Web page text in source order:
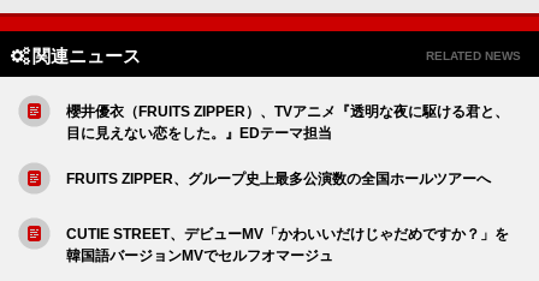
関連ニュース RELATED NEWS
櫻井優衣（FRUITS ZIPPER）、TVアニメ『透明な夜に駆ける君と、
目に見えない恋をした。』EDテーマ担当
FRUITS ZIPPER、グループ史上最多公演数の全国ホールツアーへ
CUTIE STREET、デビューMV「かわいいだけじゃだめですか？」を
韓国語バージョンMVでセルフオマージュ